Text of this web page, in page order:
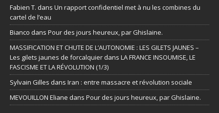
Fabien T. dans Un rapport confidentiel met à nu les combines du
cartel de l’eau
Bianco dans Pour des jours heureux, par Ghislaine.
MASSIFICATION ET CHUTE DE L’AUTONOMIE : LES GILETS JAUNES –
Les gilets jaunes de forcalquier dans LA FRANCE INSOUMISE, LE
FASCISME ET LA RÉVOLUTION (1/3)
Sylvain Gilles dans Iran : entre massacre et révolution sociale
MEVOUILLON Eliane dans Pour des jours heureux, par Ghislaine.